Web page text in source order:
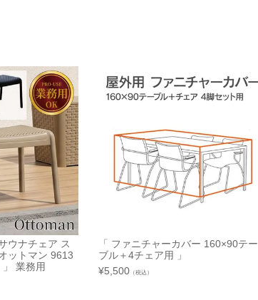
ウナチェア ス
ットマン 9613
」 業務用
「 ファニチャーカバー 160×90テー
ブル＋4チェア用 」
¥5,500（税込）